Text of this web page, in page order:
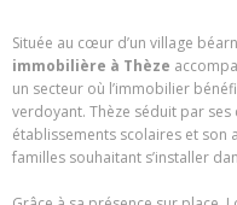
Située au cœur d’un village
immobilière à Thèze
un secteur où l’immobilier
verdoyant. Thèze séduit par
établissements scolaires et son
familles souhaitant s’installer